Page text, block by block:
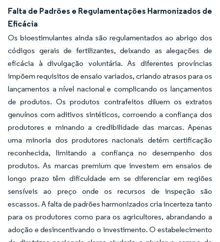
Falta de Padrões e Regulamentações Harmonizados de
Eficácia
Os bioestimulantes ainda são regulamentados ao abrigo dos
códigos gerais de fertilizantes, deixando as alegações de
eficácia à divulgação voluntária. As diferentes províncias
impõem requisitos de ensaio variados, criando atrasos para os
lançamentos a nível nacional e complicando os lançamentos
de produtos. Os produtos contrafeitos diluem os extratos
genuínos com aditivos sintéticos, corroendo a confiança dos
produtores e minando a credibilidade das marcas. Apenas
uma minoria dos produtores nacionais detém certificação
reconhecida, limitando a confiança no desempenho dos
produtos. As marcas premium que investem em ensaios de
longo prazo têm dificuldade em se diferenciar em regiões
sensíveis ao preço onde os recursos de inspeção são
escassos. A falta de padrões harmonizados cria incerteza tanto
para os produtores como para os agricultores, abrandando a
adoção e desincentivando o investimento. O estabelecimento